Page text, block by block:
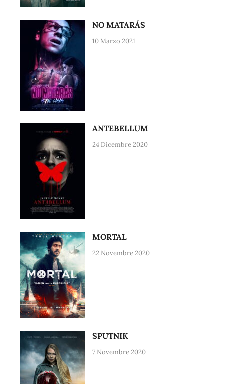
NO MATARÁS
10 Marzo 2021
ANTEBELLUM
24 Dicembre 2020
MORTAL
22 Novembre 2020
SPUTNIK
7 Novembre 2020